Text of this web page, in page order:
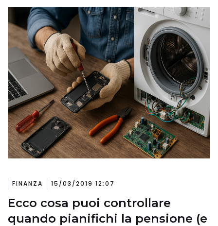
FINANZA 15/03/2019 12:07
Ecco cosa puoi controllare
quando pianifichi la pensione (e